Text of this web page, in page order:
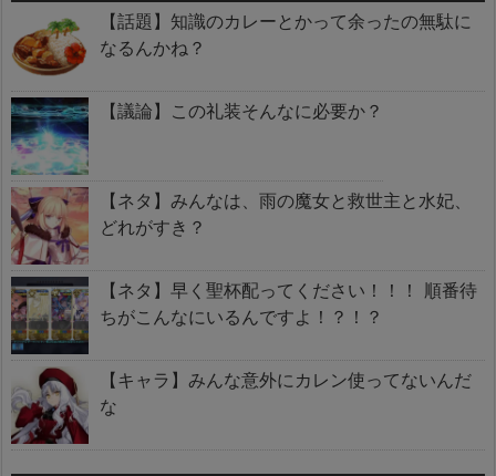
【話題】知識のカレーとかって余ったの無駄に
なるんかね？
【議論】この礼装そんなに必要か？
【ネタ】みんなは、雨の魔女と救世主と水妃、
どれがすき？
【ネタ】早く聖杯配ってください！！！ 順番待
ちがこんなにいるんですよ！？！？
【キャラ】みんな意外にカレン使ってないんだ
な